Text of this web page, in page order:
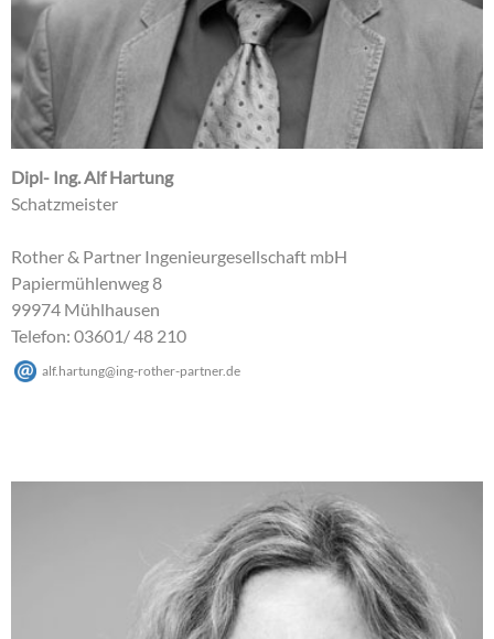
Dipl- Ing. Alf Hartung
Schatzmeister
Rother & Partner Ingenieurgesellschaft mbH
Papiermühlenweg 8
99974 Mühlhausen
Telefon: 03601/ 48 210
alf.hartung@ing-rother-partner.de